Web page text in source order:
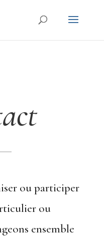
ou participer
ou
ensemble